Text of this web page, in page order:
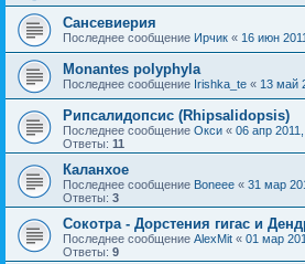
Сансевиерия
Последнее сообщение Ирчик « 16 июн
Monantes polyphyla
Последнее сообщение Irishka_te « 13 май
Рипсалидопсис (Rhipsalidopsis)
Последнее сообщение Окси « 06 апр 2011,
Ответы: 11
Каланхое
Последнее сообщение Boneee « 31 мар
Ответы: 3
Сокотра - Дорстения гигас и
Последнее сообщение AlexMit « 01 мар
Ответы: 9